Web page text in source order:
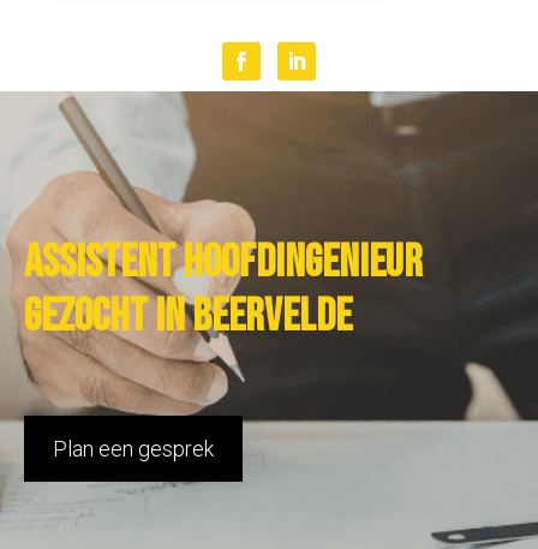
Assistent hoofdingenieur
gezocht in Beervelde
Plan een gesprek